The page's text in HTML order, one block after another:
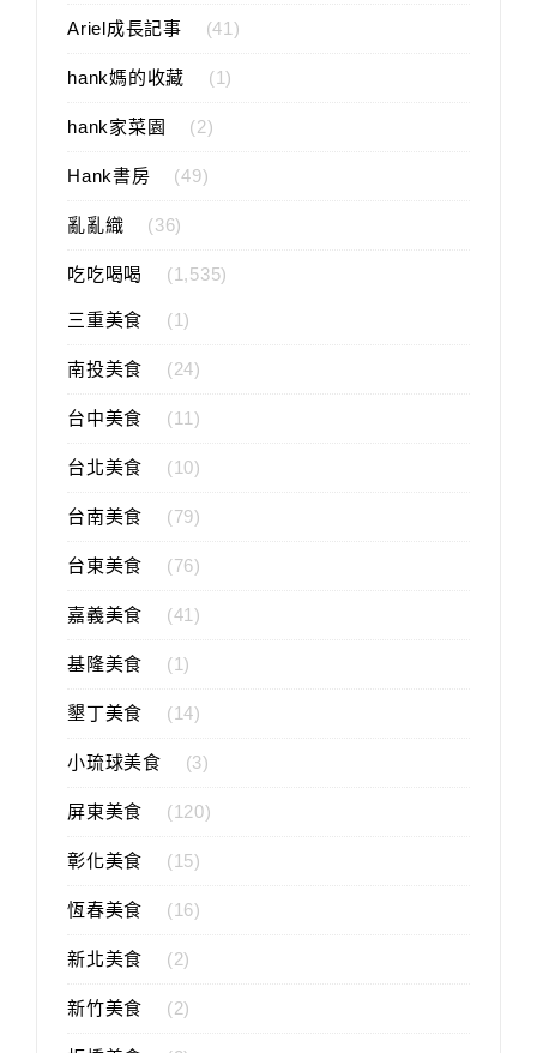
Ariel成長記事 (41)
hank媽的收藏 (1)
hank家菜園 (2)
Hank書房 (49)
亂亂織 (36)
吃吃喝喝 (1,535)
三重美食 (1)
南投美食 (24)
台中美食 (11)
台北美食 (10)
台南美食 (79)
台東美食 (76)
嘉義美食 (41)
基隆美食 (1)
墾丁美食 (14)
小琉球美食 (3)
屏東美食 (120)
彰化美食 (15)
恆春美食 (16)
新北美食 (2)
新竹美食 (2)